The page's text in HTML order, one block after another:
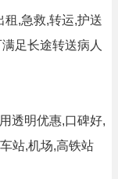
,急救,转运,护送
足长途转送病人
透明优惠,口碑好,
站,机场,高铁站